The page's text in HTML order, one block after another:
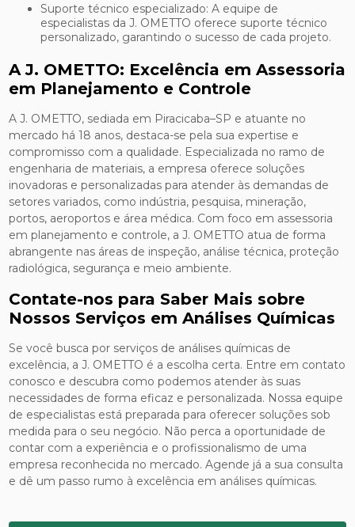
Suporte técnico especializado: A equipe de
especialistas da J. OMETTO oferece suporte técnico
personalizado, garantindo o sucesso de cada projeto.
A J. OMETTO: Excelência em Assessoria
em Planejamento e Controle
A J. OMETTO, sediada em Piracicaba–SP e atuante no
mercado há 18 anos, destaca-se pela sua expertise e
compromisso com a qualidade. Especializada no ramo de
engenharia de materiais, a empresa oferece soluções
inovadoras e personalizadas para atender às demandas de
setores variados, como indústria, pesquisa, mineração,
portos, aeroportos e área médica. Com foco em assessoria
em planejamento e controle, a J. OMETTO atua de forma
abrangente nas áreas de inspeção, análise técnica, proteção
radiológica, segurança e meio ambiente.
Contate-nos para Saber Mais sobre
Nossos Serviços em Análises Químicas
Se você busca por serviços de análises químicas de
excelência, a J. OMETTO é a escolha certa. Entre em contato
conosco e descubra como podemos atender às suas
necessidades de forma eficaz e personalizada. Nossa equipe
de especialistas está preparada para oferecer soluções sob
medida para o seu negócio. Não perca a oportunidade de
contar com a experiência e o profissionalismo de uma
empresa reconhecida no mercado. Agende já a sua consulta
e dê um passo rumo à excelência em análises químicas.